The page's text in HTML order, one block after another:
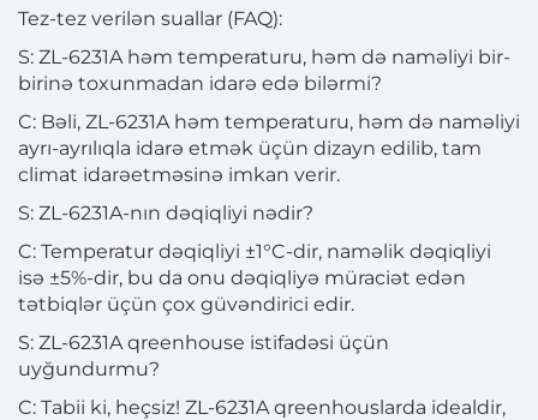
Tez-tez verilən suallar (FAQ):
S: ZL-6231A həm temperaturu, həm də naməliyi bir-
birinə toxunmadan idarə edə bilərmi?
C: Bəli, ZL-6231A həm temperaturu, həm də naməliyi
ayrı-ayrılıqla idarə etmək üçün dizayn edilib, tam
climat idarəetməsinə imkan verir.
S: ZL-6231A-nın dəqiqliyi nədir?
C: Temperatur dəqiqliyi ±1°C-dir, naməlik dəqiqliyi
isə ±5%-dir, bu da onu dəqiqliyə müraciət edən
tətbiqlər üçün çox güvəndirici edir.
S: ZL-6231A qreenhouse istifadəsi üçün
uyğundurmu?
C: Tabii ki, heçsiz! ZL-6231A qreenhouslarda idealdir,